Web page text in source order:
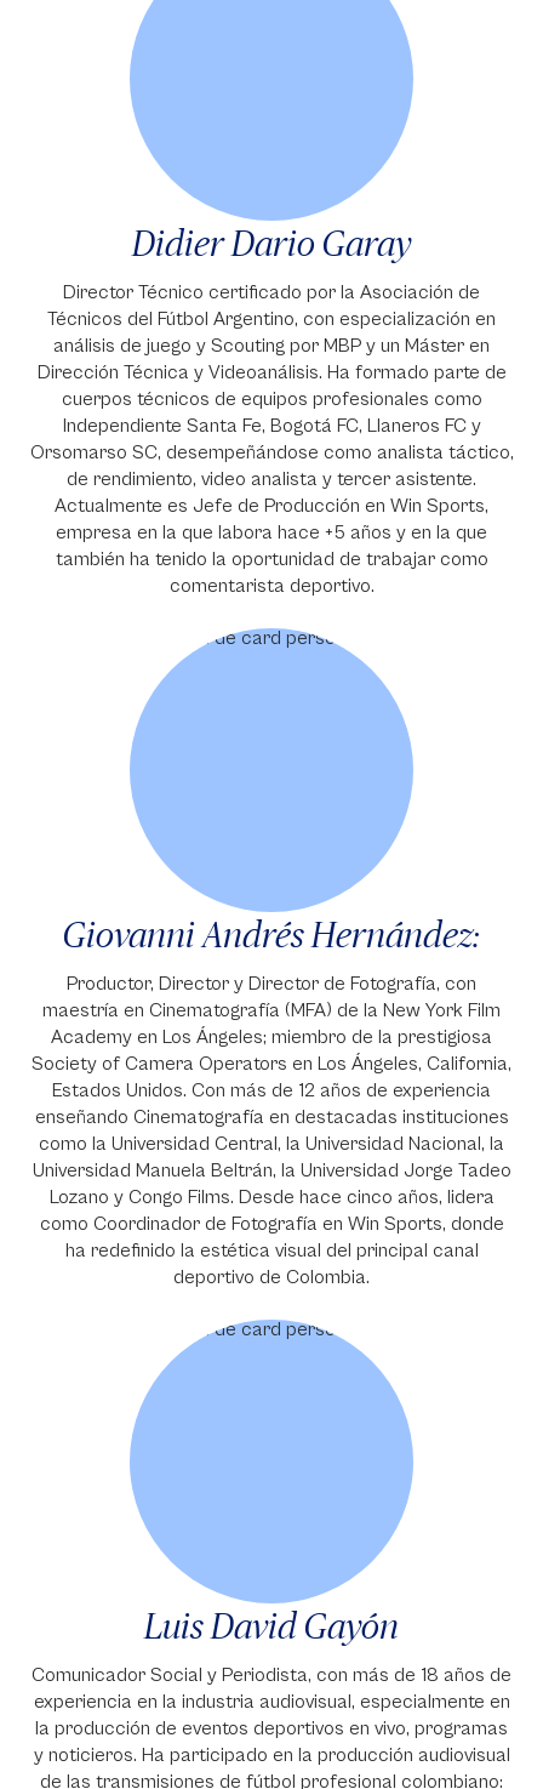
Didier Dario Garay
Director Técnico certificado por la Asociación de
Técnicos del Fútbol Argentino, con especialización en
análisis de juego y Scouting por MBP y un Máster en
Dirección Técnica y Videoanálisis. Ha formado parte de
cuerpos técnicos de equipos profesionales como
Independiente Santa Fe, Bogotá FC, Llaneros FC y
Orsomarso SC, desempeñándose como analista táctico,
de rendimiento, video analista y tercer asistente.
Actualmente es Jefe de Producción en Win Sports,
empresa en la que labora hace +5 años y en la que
también ha tenido la oportunidad de trabajar como
comentarista deportivo.
Giovanni Andrés Hernández:
Productor, Director y Director de Fotografía, con
maestría en Cinematografía (MFA) de la New York Film
Academy en Los Ángeles; miembro de la prestigiosa
Society of Camera Operators en Los Ángeles, California,
Estados Unidos. Con más de 12 años de experiencia
enseñando Cinematografía en destacadas instituciones
como la Universidad Central, la Universidad Nacional, la
Universidad Manuela Beltrán, la Universidad Jorge Tadeo
Lozano y Congo Films. Desde hace cinco años, lidera
como Coordinador de Fotografía en Win Sports, donde
ha redefinido la estética visual del principal canal
deportivo de Colombia.
Luis David Gayón
Comunicador Social y Periodista, con más de 18 años de
experiencia en la industria audiovisual, especialmente en
la producción de eventos deportivos en vivo, programas
y noticieros. Ha participado en la producción audiovisual
de las transmisiones de fútbol profesional colombiano: